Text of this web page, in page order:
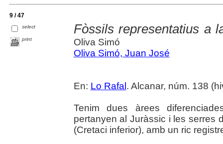
9 / 47
select
print
Fòssils representatius a
Oliva Simó
Oliva Simó, Juan José
En: Lo Rafal . Alcanar, núm. 138
Tenim dues àrees
pertanyen al Juràssic i les serres
(Cretaci inferior), amb un ric